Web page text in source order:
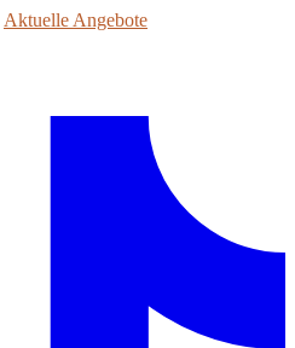
Aktuelle Angebote